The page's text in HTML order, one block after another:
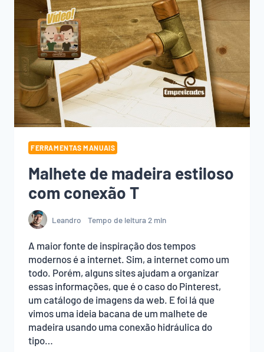
FERRAMENTAS MANUAIS
Malhete de madeira estiloso
com conexão T
Leandro Tempo de leitura2 min
A maior fonte de inspiração dos tempos
modernos é a internet. Sim, a internet como um
todo. Porém, alguns sites ajudam a organizar
essas informações, que é o caso do Pinterest,
um catálogo de imagens da web. E foi lá que
vimos uma ideia bacana de um malhete de
madeira usando uma conexão hidráulica do
tipo…